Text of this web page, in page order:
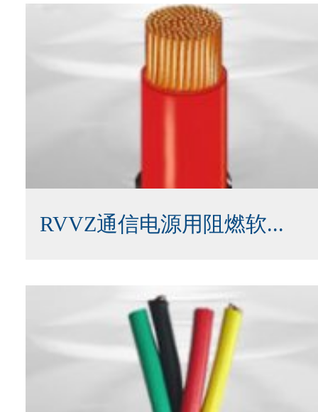
RVVZ通信电源用阻燃软...